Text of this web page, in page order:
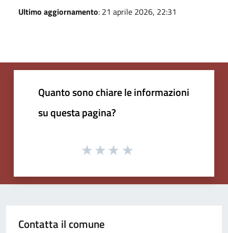
Ultimo aggiornamento: 21 aprile 2026, 22:31
Quanto sono chiare le informazioni
su questa pagina?
Contatta il comune